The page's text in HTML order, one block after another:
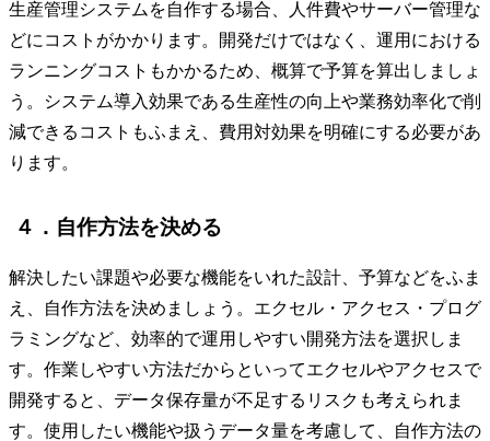
生産管理システムを自作する場合、人件費やサーバー管理な
どにコストがかかります。開発だけではなく、運用における
ランニングコストもかかるため、概算で予算を算出しましょ
う。システム導入効果である生産性の向上や業務効率化で削
減できるコストもふまえ、費用対効果を明確にする必要があ
ります。
４．自作方法を決める
解決したい課題や必要な機能をいれた設計、予算などをふま
え、自作方法を決めましょう。エクセル・アクセス・プログ
ラミングなど、効率的で運用しやすい開発方法を選択しま
す。作業しやすい方法だからといってエクセルやアクセスで
開発すると、データ保存量が不足するリスクも考えられま
す。使用したい機能や扱うデータ量を考慮して、自作方法の